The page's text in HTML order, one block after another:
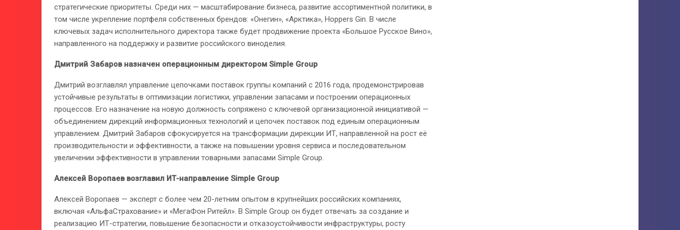
стратегические приоритеты. Среди них — масштабирование бизнеса, развитие ассортиментной политики, в
том числе укрепление портфеля собственных брендов: «Онегин», «Арктика», Hoppers Gin. В числе
ключевых задач исполнительного директора также будет продвижение проекта «Большое Русское Вино»,
направленного на поддержку и развитие российского виноделия.
Дмитрий Забаров назначен операционным директором Simple Group
Дмитрий возглавлял управление цепочками поставок группы компаний с 2016 года, продемонстрировав
устойчивые результаты в оптимизации логистики, управлении запасами и построении операционных
процессов. Его назначение на новую должность сопряжено с ключевой организационной инициативой —
объединением дирекций информационных технологий и цепочек поставок под единым операционным
управлением. Дмитрий Забаров сфокусируется на трансформации дирекции ИТ, направленной на рост её
производительности и эффективности, а также на повышении уровня сервиса и последовательном
увеличении эффективности в управлении товарными запасами Simple Group.
Алексей Воропаев возглавил ИТ-направление Simple Group
Алексей Воропаев — эксперт с более чем 20-летним опытом в крупнейших российских компаниях,
включая «АльфаСтрахование» и «МегаФон Ритейл». В Simple Group он будет отвечать за создание и
реализацию ИТ-стратегии, повышение безопасности и отказоустойчивости инфраструктуры, росту